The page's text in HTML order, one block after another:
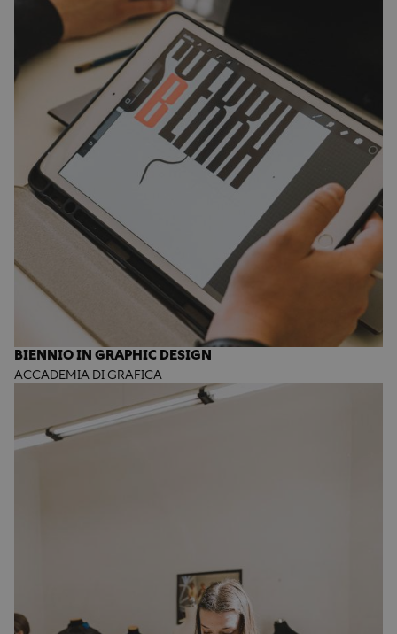
BIENNIO IN GRAPHIC DESIGN
ACCADEMIA DI GRAFICA